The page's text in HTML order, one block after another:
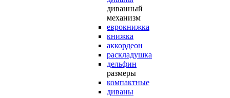
диванный
механизм
еврокнижка
книжка
аккордеон
раскладушка
дельфин
размеры
компактные
диваны